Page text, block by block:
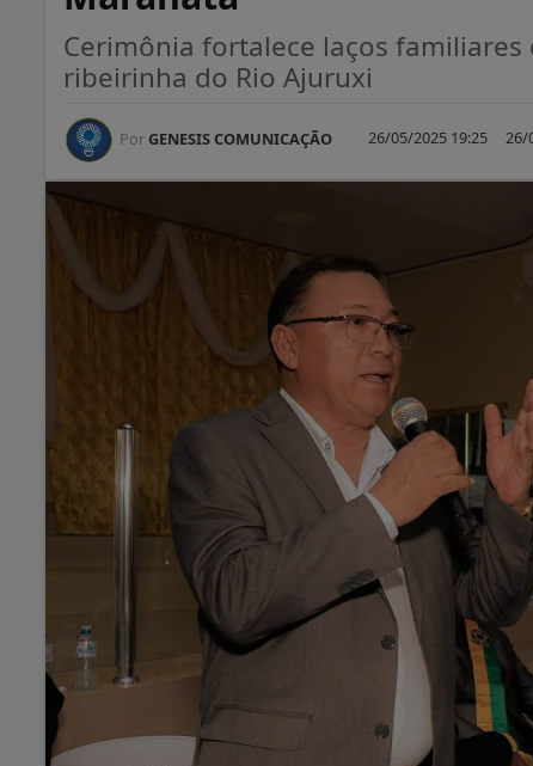
Cerimônia fortalece laços
ribeirinha do Rio Ajuruxi
Por GENESIS COMUNICAÇÃO 26/05/2025 19:25 26/